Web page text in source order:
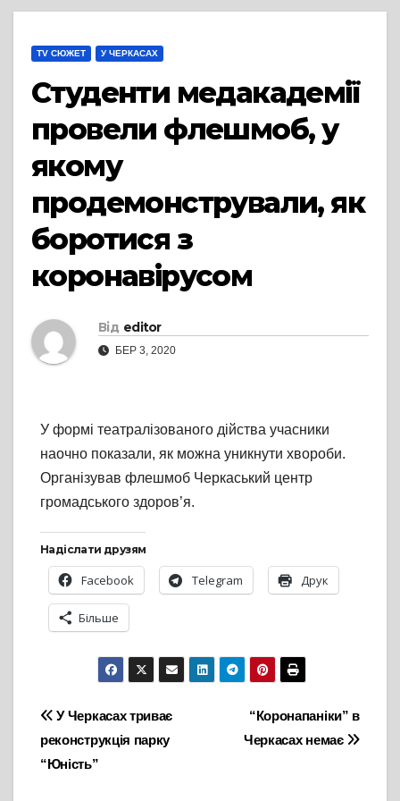
TV СЮЖЕТ У ЧЕРКАСАХ
Студенти медакадемії
провели флешмоб, у
якому
продемонстрували, як
боротися з
коронавірусом
Від editor
БЕР 3, 2020
У формі театралізованого дійства учасники
наочно показали, як можна уникнути хвороби.
Організував флешмоб Черкаський центр
громадського здоров’я.
Надіслати друзям
Facebook Telegram Друк
Більше
Навігація
записів
“Коронапаніки” в
Черкасах немає
У Черкасах триває
реконструкція парку
“Юність”